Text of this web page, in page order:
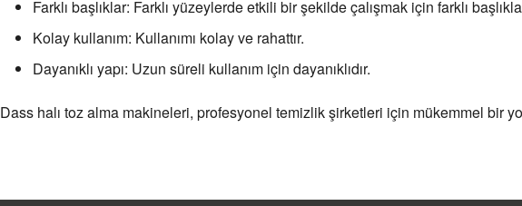
Farklı başlıklar: Farklı yüzeylerde etkili bir şekilde çalışmak için farklı
Kolay kullanım: Kullanımı kolay ve rahattır.
Dayanıklı yapı: Uzun süreli kullanım için dayanıklıdır.
Dass halı toz alma makineleri, profesyonel temizlik şirketleri için mükemmel bir